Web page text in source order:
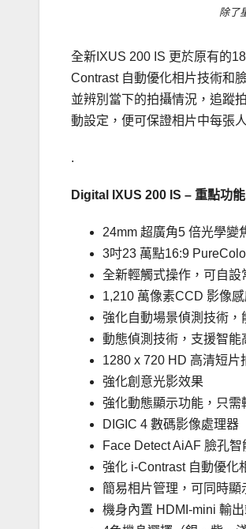
除了
全新IXUS 200 IS 更於原有的
Contrast 自動優化相片技術和
並辨別當下的拍攝情況，追蹤
動設定，便可保證相片中每張
.
Digital IXUS 200 IS – 重點功能
24mm 超廣角5 倍光學變
3吋23 萬點16:9
全新輕觸式操作，可自設
1,210 萬像素CCD 影像
強化自動場景偵測技術
動態偵測技術，支援智能
1280 x 720 HD 高清短片
強化創意光影效果
強化動態顯示功能，只
DIGIC 4 數碼影像處理器
Face Detect AiAF 臉孔
強化 i-Contrast 自動優化
簡易相片管理，可同時
機身內置 HDMI-mini 輸